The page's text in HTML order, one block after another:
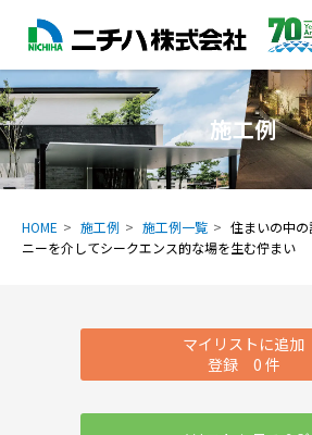
施工例
HOME 施工例 施工例一覧
住まいの中
ニーを介してシークエンス的な場を生む佇まい
マイリストに追加
登録 0 件